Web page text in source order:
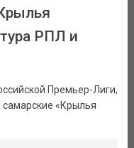
РПЛ и
Премьер-Лиги,
самарские «Крылья